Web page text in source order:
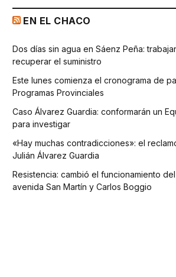
EN EL CHACO
Dos días sin agua en Sáenz Peña:
recuperar el suministro
Este lunes comienza el cronograma de
Programas Provinciales
Caso Álvarez Guardia: conformarán un
para investigar
«Hay muchas contradicciones»: el
Julián Álvarez Guardia
Resistencia: cambió el funcionamiento
avenida San Martín y Carlos Boggio